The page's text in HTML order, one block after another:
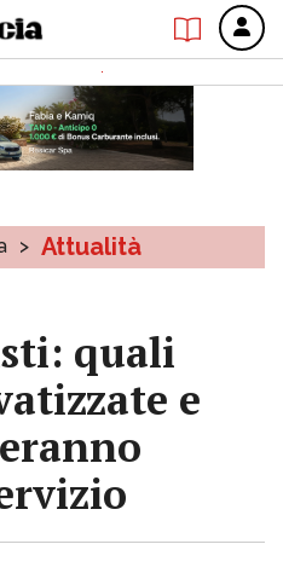
> Attualità
quali
e